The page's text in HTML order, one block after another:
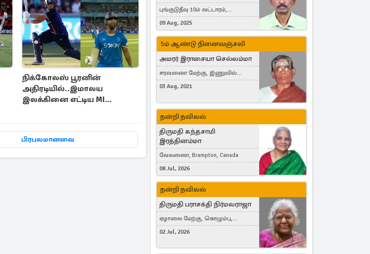
நிக்கோலஸ் பூரனின்
அதிரடியில்..இமாலய
இலக்கினை எட்டிய MI
பிரபலமானவை
புங்குடுதீவு 10ம் வட்டாரம்,
கொள்ளுப்பிட்டி
09 Aug, 2025
5ம் ஆண்டு நினைவஞ்சலி
அமரர் இராசையா செல்லம்மா
சரவணை மேற்கு, இணுவில்
கிழக்கு
03 Aug, 2021
நன்றி நவிலல்
திருமதி கந்தசாமி
இரத்தினம்மா
வேலணை, Brampton, Canada
08 Jul, 2026
நன்றி நவிலல்
திருமதி பராசக்தி நிர்மலராஜா
ஏழாலை மேற்கு, கொழும்பு,
தங்காலை, London, United Kingdom
02 Jul, 2026